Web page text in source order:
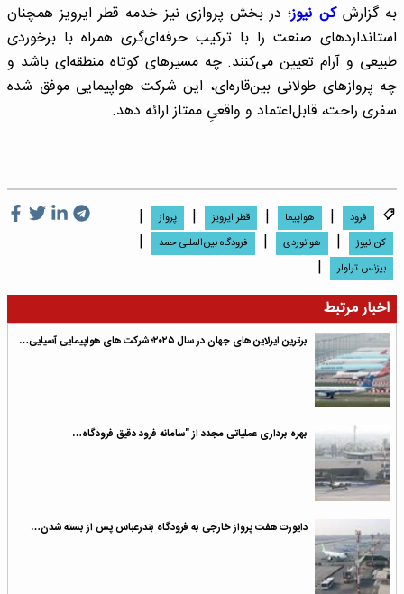
به گزارشکن نیوز؛ در بخش پروازی نیز خدمه قطر ایرویز همچنان
استانداردهای صنعت را با ترکیب حرفه‌ای‌گری همراه با برخوردی
طبیعی و آرام تعیین می‌کنند. چه مسیرهای کوتاه منطقه‌ای باشد و
چه پروازهای طولانی بین‌قاره‌ای، این شرکت هواپیمایی موفق شده
سفری راحت، قابل‌اعتماد و واقعیِ ممتاز ارائه دهد.
فرود | هواپیما | قطر ایرویز | پرواز |
کن نیوز | هوانوردى | فرودگاه بین‌المللی حمد |
بیزنس تراولر
|
اخبار مرتبط
برترین ایرلاین های جهان در سال ۲۰۲۵؛ شرکت های هواپیمایی آسیایی…
بهره برداری عملیاتی مجدد از "سامانه فرود دقیق فرودگاه…
دایورت هفت پرواز خارجی به فرودگاه بندرعباس پس از بسته شدن…